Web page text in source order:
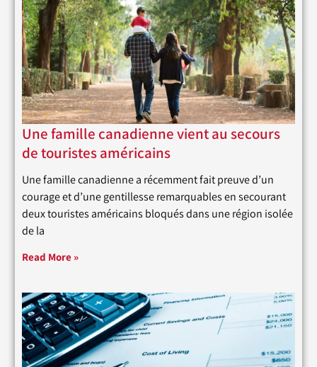
Une famille canadienne vient au secours
de touristes américains
Une famille canadienne a récemment fait preuve d’un
courage et d’une gentillesse remarquables en secourant
deux touristes américains bloqués dans une région isolée
de la
Read More »